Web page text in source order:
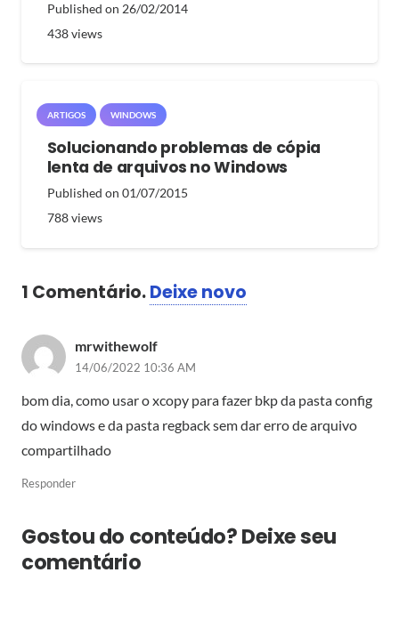
Published on 26/02/2014
438views
ARTIGOS WINDOWS
Solucionando problemas de cópia
lenta de arquivos no Windows
Published on 01/07/2015
788views
1 Comentário.Deixe novo
mrwithewolf
14/06/2022 10:36 AM
bom dia, como usar o xcopy para fazer bkp da pasta config
do windows e da pasta regback sem dar erro de arquivo
compartilhado
Responder
Gostou do conteúdo? Deixe seu
comentário